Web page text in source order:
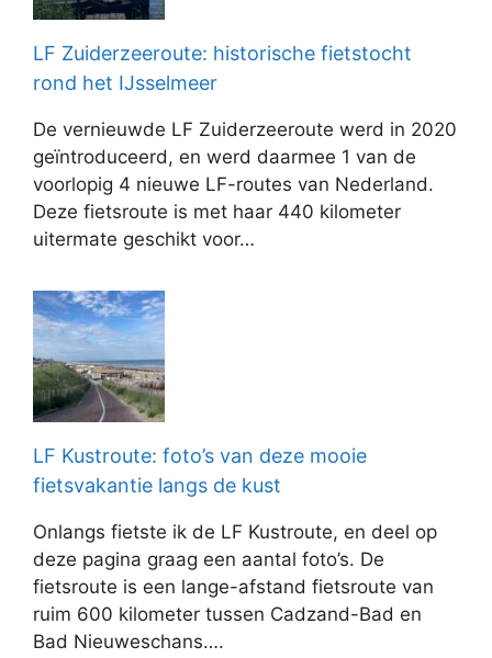
LF Zuiderzeeroute: historische fietstocht
rond het IJsselmeer
De vernieuwde LF Zuiderzeeroute werd in 2020
geïntroduceerd, en werd daarmee 1 van de
voorlopig 4 nieuwe LF-routes van Nederland.
Deze fietsroute is met haar 440 kilometer
uitermate geschikt voor…
LF Kustroute: foto’s van deze mooie
fietsvakantie langs de kust
Onlangs fietste ik de LF Kustroute, en deel op
deze pagina graag een aantal foto’s. De
fietsroute is een lange-afstand fietsroute van
ruim 600 kilometer tussen Cadzand-Bad en
Bad Nieuweschans….